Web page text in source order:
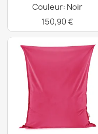
Couleur: Noir
150,90 €